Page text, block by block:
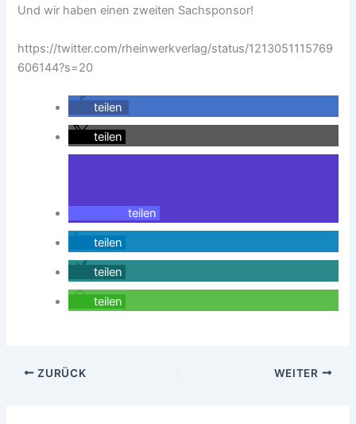
Und wir haben einen zweiten Sachsponsor!
https://twitter.com/rheinwerkverlag/status/1213051115769
606144?s=20
teilen
teilen
teilen
teilen
teilen
teilen
ZURÜCK WEITER